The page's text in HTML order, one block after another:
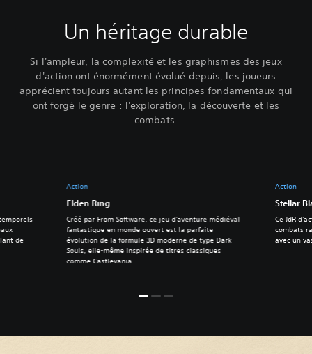
Un héritage durable
Si l'ampleur, la complexité et les graphismes des jeux
d'action ont énormément évolué depuis, les joueurs
apprécient toujours autant les principes fondamentaux qui
ont forgé le genre : l'exploration, la découverte et les
combats.
Action
Elden Ring
Créé par From Software, ce jeu d'aventure médiéval
fantastique en monde ouvert est la parfaite
évolution de la formule 3D moderne de type Dark
Souls, elle-même inspirée de titres classiques
comme Castlevania.
Action
Stellar
Ce JdR
combats
avec un
de